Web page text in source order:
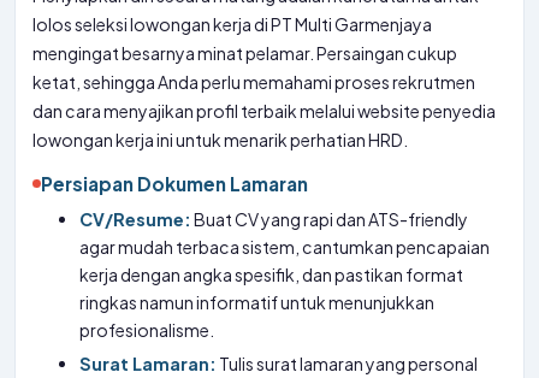
lolos seleksi lowongan kerja di PT Multi Garmenjaya
mengingat besarnya minat pelamar. Persaingan cukup
ketat, sehingga Anda perlu memahami proses rekrutmen
dan cara menyajikan profil terbaik melalui website penyedia
lowongan kerja ini untuk menarik perhatian HRD.
Persiapan Dokumen Lamaran
CV/Resume: Buat CV yang rapi dan ATS-friendly
agar mudah terbaca sistem, cantumkan pencapaian
kerja dengan angka spesifik, dan pastikan format
ringkas namun informatif untuk menunjukkan
profesionalisme.
Surat Lamaran: Tulis surat lamaran yang personal